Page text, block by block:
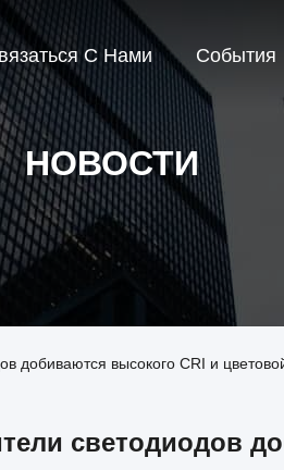
С Нами События
НОВОСТИ
добиваются высокого CRI и
светодиодов